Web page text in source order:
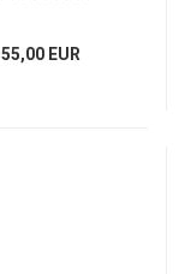
55,00 EUR